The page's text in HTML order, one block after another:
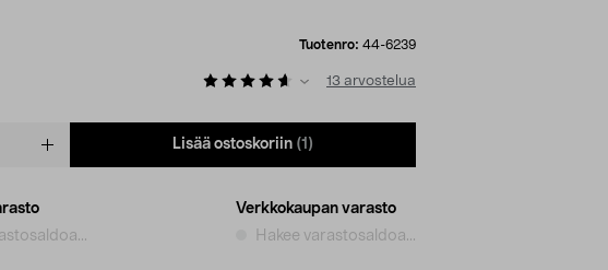
Tuotenro: 44-6239
13 arvostelua
Lisää ostoskoriin (1)
Verkkokaupan varasto
Hakee varastosaldoa...